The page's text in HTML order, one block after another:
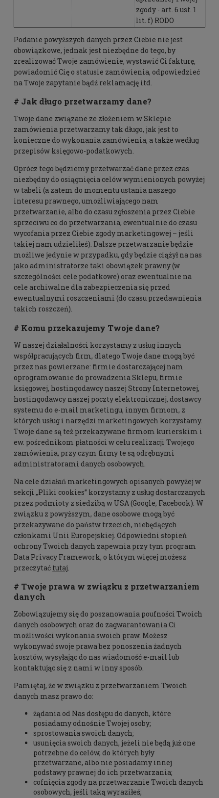
zgody - art. 6 ust. 1
lit. f) RODO
Podanie powyższych danych przez Ciebie nie jest
obowiązkowe, jednak jest niezbędne do tego, by
zrealizować Twoje zamówienie, wystawić Ci fakturę,
powiadomić Cię o statusie zamówienia, odpowiedzieć
na Twoje zapytanie bądź reklamację itd.
# Jak długo przetwarzamy dane?
Twoje dane związane ze złożeniem w Sklepie
zamówienia przetwarzamy tak długo, jak jest to
konieczne do wykonania zamówienia, a także według
przepisów księgowo-podatkowych.
Oprócz tego będziemy przetwarzać dane przez czas
niezbędny do osiągnięcia celów wymienionych powyżej
w tabeli (a zatem do momentu ustania naszego
interesu prawnego, umożliwiającego nam
przetwarzanie, albo do czasu zgłoszenia przez Ciebie
sprzeciwu co do przetwarzania, ewentualnie do czasu
wycofania przez Ciebie zgody marketingowej – jeśli
takiej nam udzieliłeś). Dalsze przetwarzanie będzie
możliwe jedynie w przypadku, gdy będzie ciążył na nas
jako administratorze taki obowiązek prawny (w
szczególności cele podatkowe) oraz ewentualnie na
cele archiwalne dla zabezpieczenia się przed
ewentualnymi roszczeniami (do czasu przedawnienia
takich roszczeń).
# Komu przekazujemy Twoje dane?
W naszej działalności korzystamy z usług innych
współpracujących firm, dlatego Twoje dane mogą być
przez nas powierzane: firmie dostarczającej nam
oprogramowanie do prowadzenia Sklepu, firmie
księgowej, hostingodawcy naszej Strony Internetowej,
hostingodawcy naszej poczty elektronicznej, dostawcy
systemu do e-mail marketingu, innym firmom, z
których usług i narzędzi marketingowych korzystamy.
Twoje dane są też przekazywane firmom kurierskim i
ew. pośrednikom płatności w celu realizacji Twojego
zamówienia, przy czym firmy te są odrębnymi
administratorami danych osobowych.
Na cele działań marketingowych opisanych powyżej w
sekcji „Pliki cookies” korzystamy z usług dostarczanych
przez podmioty z siedzibą w USA (Google, Facebook). W
związku z powyższym, dane osobowe mogą być
przekazywane do państw trzecich, niebędących
członkami Unii Europejskiej. Odpowiedni stopień
ochrony Twoich danych zapewnia przy tym program
Data Privacy Framework, o którym więcej możesz
przeczytać tutaj
# Twoje prawa w związku z przetwarzaniem
danych
Zobowiązujemy się do poszanowania poufności Twoich
danych osobowych oraz do zagwarantowania Ci
możliwości wykonania swoich praw. Możesz
wykonywać swoje prawa bez ponoszenia żadnych
kosztów, wysyłając do nas wiadomość e-mail lub
kontaktując się z nami w inny sposób.
Pamiętaj, że w związku z przetwarzaniem Twoich
danych masz prawo do:
żądania od Nas dostępu do danych, które
posiadamy odnośnie Twojej osoby;
sprostowania swoich danych;
usunięcia swoich danych, jeżeli nie będą już one
potrzebne do celów, do których były
przetwarzane, albo nie posiadamy innej
podstawy prawnej do ich przetwarzania;
cofnięcia zgody na przetwarzanie Twoich danych
osobowych, jeśli taką wyraziłeś;